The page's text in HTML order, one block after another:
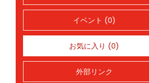
イベント (0)
お気に入り (0)
外部リンク